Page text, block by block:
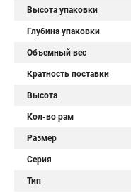
Высота упаковки
Глубина упаковки
Объемный вес
Кратность поставки
Высота
Кол-во рам
Размер
Серия
Тип